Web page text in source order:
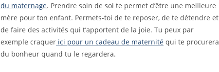
du maternage. Prendre soin de soi te permet d’être une meilleure
mère pour ton enfant. Permets-toi de te reposer, de te détendre et
de faire des activités qui t’apportent de la joie. Tu peux par
exemple craquer ici pour un cadeau de maternité qui te procurera
du bonheur quand tu le regardera.